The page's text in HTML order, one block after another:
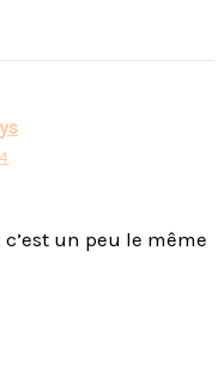
un peu le même